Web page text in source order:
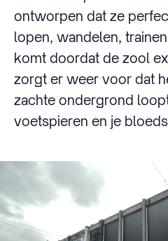
ontworpen dat ze
lopen, wandelen,
komt doordat de zool
zorgt er weer voor dat
zachte ondergrond
voetspieren en je